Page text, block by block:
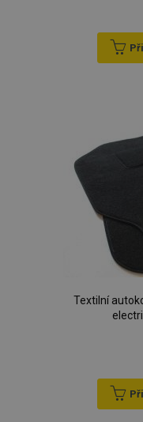
Textilní